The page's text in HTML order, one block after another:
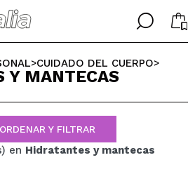
╳
cuenta
╳
TU IDIOMA
ESPAÑOL
ENGLISH
FRANCES
ALEMAN
>CUIDADO DEL CUERPO>
Y MANTECAS
Y FILTRAR
en Hidratantes y mantecas